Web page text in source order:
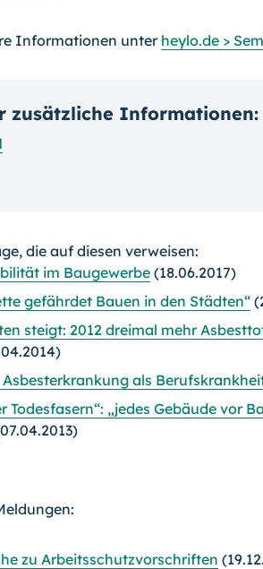
Informationen unter heylo.de >
zusätzliche Informationen:
die auf diesen verweisen:
im Baugewerbe (18.06.2017)
gefährdet Bauen in den Städten“
steigt: 2012 dreimal mehr
als
Todesfasern“: „jedes Gebäude vor
zu Arbeitsschutzvorschriften